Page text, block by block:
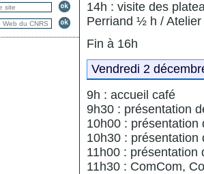
14h : visite des
Perriand ½ h /
Fin à 16h
Vendredi 2
9h : accueil café
9h30 : présentation
10h00 : présentation
10h30 : présentation
11h00 : présentation
11h30 : ComCom,